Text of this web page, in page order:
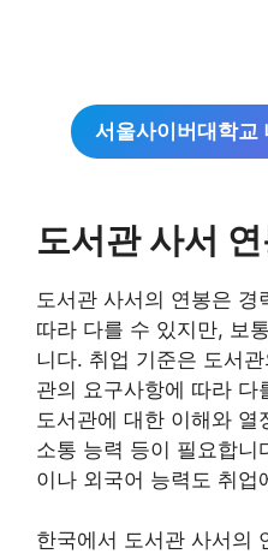
서울사이버대학교
도서관 사서
도서관 사서의 연봉은
따라 다를 수 있지만, 보
니다. 취업 기준은 도서
관의 요구사항에 따라 다
도서관에 대한 이해와
소통 능력 등이 필요합니
이나 외국어 능력도 취업
한국에서 도서관 사서의